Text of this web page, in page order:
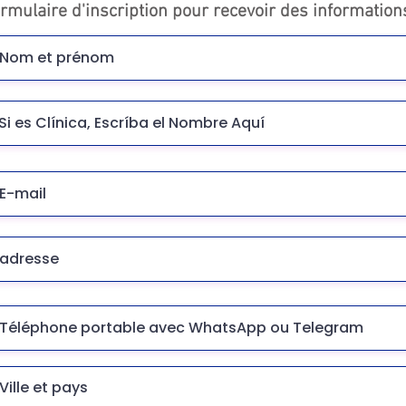
d'inscription pour recevoir des